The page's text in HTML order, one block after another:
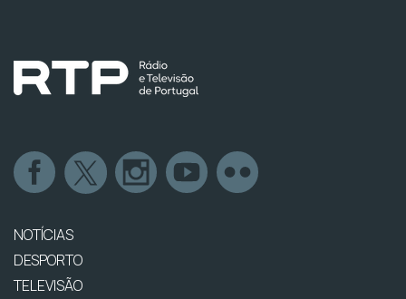
NOTÍCIAS
DESPORTO
TELEVISÃO